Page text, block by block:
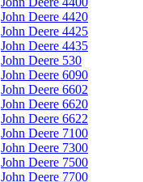
John Deere 4420
John Deere 4425
John Deere 4435
John Deere 530
John Deere 6090
John Deere 6602
John Deere 6620
John Deere 6622
John Deere 7100
John Deere 7300
John Deere 7500
John Deere 7700